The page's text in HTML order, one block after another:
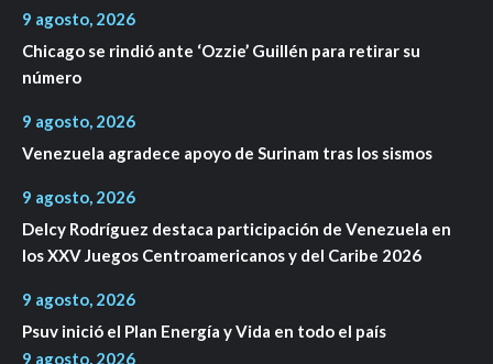
9 agosto, 2026
Chicago se rindió ante ‘Ozzie’ Guillén para retirar su
número
9 agosto, 2026
Venezuela agradece apoyo de Surinam tras los sismos
9 agosto, 2026
Delcy Rodríguez destaca participación de Venezuela en
los XXV Juegos Centroamericanos y del Caribe 2026
9 agosto, 2026
Psuv inició el Plan Energía y Vida en todo el país
9 agosto, 2026